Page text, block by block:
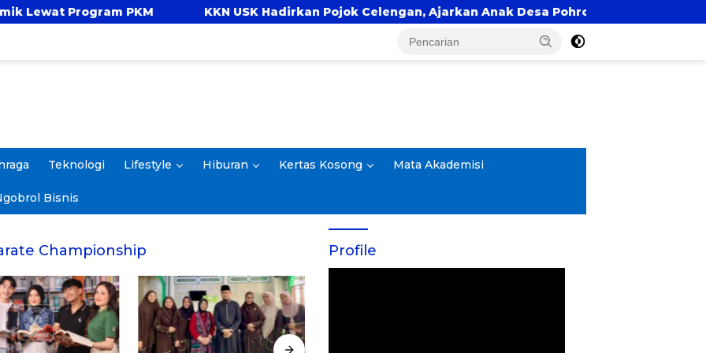
Program PKM KKN USK Hadirkan Pojok Celengan, Ajarkan Anak Desa Pohroh Gemar Menabung
Teknologi Lifestyle Hiburan Kertas Kosong Mata Akademisi
Bisnis
Championship Profile